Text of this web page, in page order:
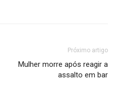
Próximo artigo
Mulher morre após reagir a
assalto em bar